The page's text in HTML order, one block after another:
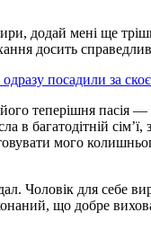
додай мені ще
досить
посадили за
теперішня пасія —
в багатодітній сім’ї,
мого
Чоловік для себе
що добре